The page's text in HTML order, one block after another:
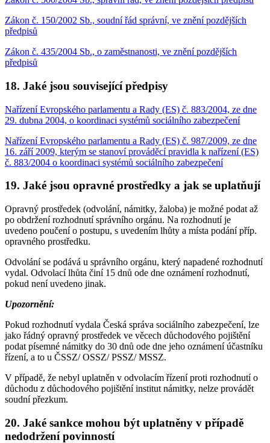
Zákon č. 150/2002 Sb., soudní řád správní, ve znění pozdějších
předpisů
Zákon č. 435/2004 Sb., o zaměstnanosti, ve znění pozdějších
předpisů
18. Jaké jsou související předpisy
Nařízení Evropského parlamentu a Rady (ES) č. 883/2004, ze dne
29. dubna 2004, o koordinaci systémů sociálního zabezpečení
Nařízení Evropského parlamentu a Rady (ES) č. 987/2009, ze dne
16. září 2009, kterým se stanoví prováděcí pravidla k nařízení (ES)
č. 883/2004 o koordinaci systémů sociálního zabezpečení
19. Jaké jsou opravné prostředky a jak se uplatňují
Opravný prostředek (odvolání, námitky, žaloba) je možné podat až
po obdržení rozhodnutí správního orgánu. Na rozhodnutí je
uvedeno poučení o postupu, s uvedením lhůty a místa podání příp.
opravného prostředku.
Odvolání se podává u správního orgánu, který napadené rozhodnutí
vydal. Odvolací lhůta činí 15 dnů ode dne oznámení rozhodnutí,
pokud není uvedeno jinak.
Upozornění:
Pokud rozhodnutí vydala Česká správa sociálního zabezpečení, lze
jako řádný opravný prostředek ve věcech důchodového pojištění
podat písemné námitky do 30 dnů ode dne jeho oznámení účastníku
řízení, a to u ČSSZ/ OSSZ/ PSSZ/ MSSZ.
V případě, že nebyl uplatněn v odvolacím řízení proti rozhodnutí o
důchodu z důchodového pojištění institut námitky, nelze provádět
soudní přezkum.
20. Jaké sankce mohou být uplatněny v případě
nedodržení povinností